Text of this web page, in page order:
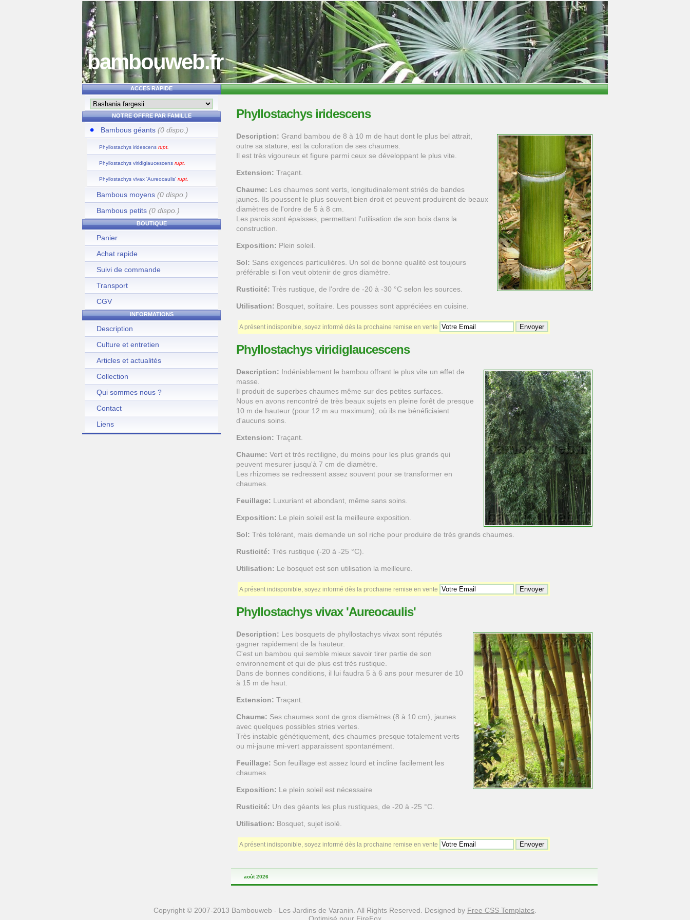
bambouweb.fr
ACCES RAPIDE
NOTRE OFFRE PAR FAMILLE
Bambous géants (0 dispo.)
Phyllostachys iridescens rupt.
Phyllostachys viridiglaucescens rupt.
Phyllostachys vivax 'Aureocaulis' rupt.
Bambous moyens (0 dispo.)
Bambous petits (0 dispo.)
BOUTIQUE
Panier
Achat rapide
Suivi de commande
Transport
CGV
INFORMATIONS
Description
Culture et entretien
Articles et actualités
Collection
Qui sommes nous ?
Contact
Liens
Phyllostachys iridescens
Description: Grand bambou de 8 à 10 m de haut dont le plus bel attrait,
outre sa stature, est la coloration de ses chaumes.
Il est très vigoureux et figure parmi ceux se développant le plus vite.
Extension: Traçant.
Chaume: Les chaumes sont verts, longitudinalement striés de bandes
jaunes. Ils poussent le plus souvent bien droit et peuvent produirent de beaux
diamètres de l'ordre de 5 à 8 cm.
Les parois sont épaisses, permettant l'utilisation de son bois dans la
construction.
Exposition: Plein soleil.
Sol: Sans exigences particulières. Un sol de bonne qualité est toujours
préférable si l'on veut obtenir de gros diamètre.
Rusticité: Très rustique, de l'ordre de -20 à -30 °C selon les sources.
Utilisation: Bosquet, solitaire. Les pousses sont appréciées en cuisine.
A présent indisponible, soyez informé dès la prochaine remise en vente
Phyllostachys viridiglaucescens
Description: Indéniablement le bambou offrant le plus vite un effet de
masse.
Il produit de superbes chaumes même sur des petites surfaces.
Nous en avons rencontré de très beaux sujets en pleine forêt de presque
10 m de hauteur (pour 12 m au maximum), où ils ne bénéficiaient
d'aucuns soins.
Extension: Traçant.
Chaume: Vert et très rectiligne, du moins pour les plus grands qui
peuvent mesurer jusqu'à 7 cm de diamètre.
Les rhizomes se redressent assez souvent pour se transformer en
chaumes.
Feuillage: Luxuriant et abondant, même sans soins.
Exposition: Le plein soleil est la meilleure exposition.
Sol: Très tolérant, mais demande un sol riche pour produire de très grands chaumes.
Rusticité: Très rustique (-20 à -25 °C).
Utilisation: Le bosquet est son utilisation la meilleure.
A présent indisponible, soyez informé dès la prochaine remise en vente
Phyllostachys vivax 'Aureocaulis'
Description: Les bosquets de phyllostachys vivax sont réputés
gagner rapidement de la hauteur.
C'est un bambou qui semble mieux savoir tirer partie de son
environnement et qui de plus est très rustique.
Dans de bonnes conditions, il lui faudra 5 à 6 ans pour mesurer de 10
à 15 m de haut.
Extension: Traçant.
Chaume: Ses chaumes sont de gros diamètres (8 à 10 cm), jaunes
avec quelques possibles stries vertes.
Très instable génétiquement, des chaumes presque totalement verts
ou mi-jaune mi-vert apparaissent spontanément.
Feuillage: Son feuillage est assez lourd et incline facilement les
chaumes.
Exposition: Le plein soleil est nécessaire
Rusticité: Un des géants les plus rustiques, de -20 à -25 °C.
Utilisation: Bosquet, sujet isolé.
A présent indisponible, soyez informé dès la prochaine remise en vente
août 2026
Copyright © 2007-2013 Bambouweb - Les Jardins de Varanin. All Rights Reserved. Designed by Free CSS Templates